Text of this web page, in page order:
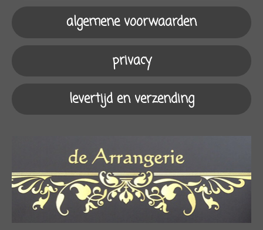
o
k
r
a
m
p
p
algemene voorwaarden
privacy
levertijd en verzending